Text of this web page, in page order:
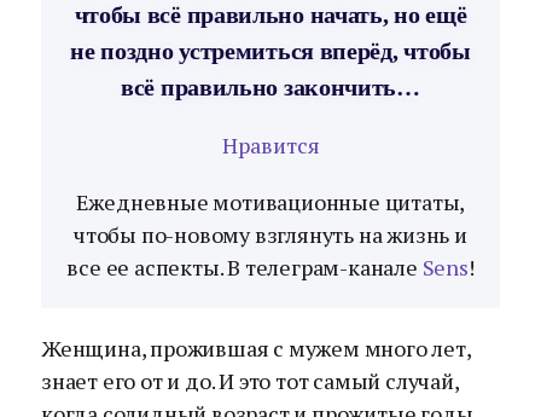
чтобы всё правильно начать, но ещё
не поздно устремиться вперёд, чтобы
всё правильно закончить…
Нравится
Ежедневные мотивационные цитаты,
чтобы по-новому взглянуть на жизнь и
все ее аспекты. В телеграм-канале Sens!
Женщина, прожившая с мужем много лет,
знает его от и до. И это тот самый случай,